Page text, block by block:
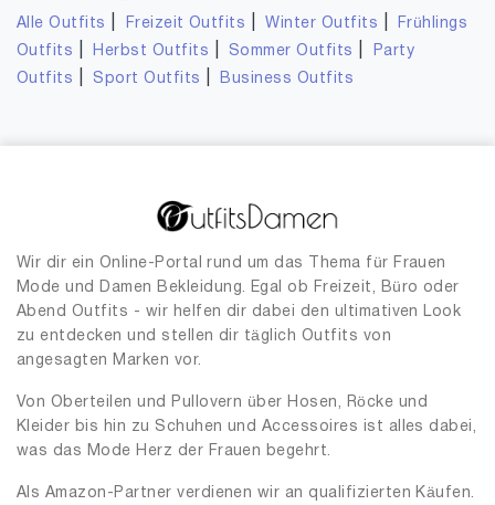
Alle Outfits Freizeit Outfits |Winter Outfits
Frühlings
Outfits
Herbst Outfits Sommer Outfits
Party
Outfits
Sport Outfits Business Outfits
Wir dir ein Online-Portal rund um das Thema für Frauen
Mode und Damen Bekleidung. Egal ob Freizeit, Büro oder
Abend Outfits - wir helfen dir dabei den ultimativen Look
zu entdecken und stellen dir täglich Outfits von
angesagten Marken vor.
Von Oberteilen und Pullovern über Hosen, Röcke und
Kleider bis hin zu Schuhen und Accessoires ist alles dabei,
was das Mode Herz der Frauen begehrt.
Als Amazon-Partner verdienen wir an qualifizierten Käufen.